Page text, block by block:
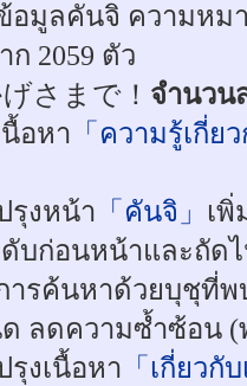
มูลคันจิ ความหม
ก 2059 ตัว
さまで！ จำนวน
อหา 「ความรู้เกี่ย
งหน้า 「คันจิ」 เ
บก่อนหน้าและถัด
รค้นหาด้วยบุชุที่พ
ลดความซ้ำซ้อน (
งเนื้อหา 「เกี่ยวกั